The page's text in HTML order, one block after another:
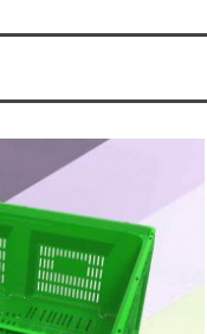
zrównoważony